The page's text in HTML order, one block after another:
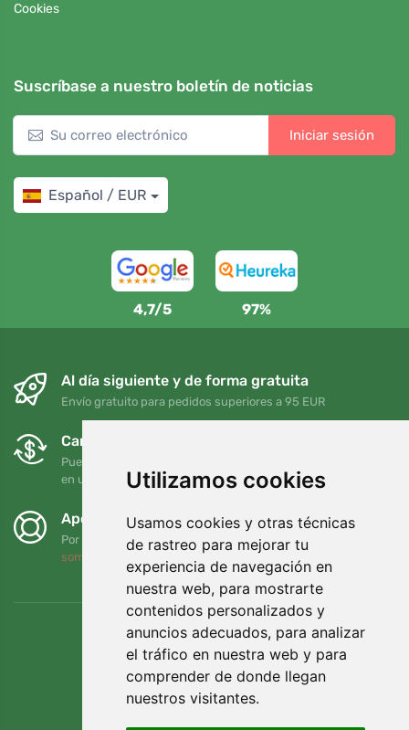
Utilizamos cookies
Usamos cookies y otras técnicas
de rastreo para mejorar tu
experiencia de navegación en
nuestra web, para mostrarte
contenidos personalizados y
anuncios adecuados, para analizar
el tráfico en nuestra web y para
comprender de donde llegan
nuestros visitantes.
Cookies
Suscríbase a nuestro boletín de noticias
Iniciar sesión
Español / EUR
4,7/5 97%
Al día siguiente y de forma gratuita
Envío gratuito para pedidos superiores a 95 EUR
Cambios y devoluciones gratuitos
Puede devolver o cambiar su pedido en cualquier momento
en un plazo de 90 días
Apoyamos a Trees.org
Por cada pedido plantamos un árbol. Leer más
somos